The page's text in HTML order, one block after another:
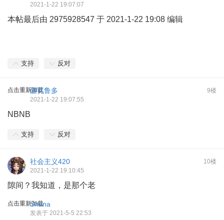
2021-1-22 19:07:07
本帖最后由 2975928547 于 2021-1-22 19:08 编辑
支持 反对
点击重新加载 9楼
砸瓦鲁多
2021-1-22 19:07:55
NBNB
支持 反对
10楼
社会主义420
2021-1-22 19:10:45
隙间？我知道，是那个老
点击重新加载
Shana
发表于 2021-5-5 22:53